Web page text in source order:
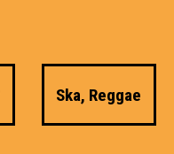
Ska, Reggae